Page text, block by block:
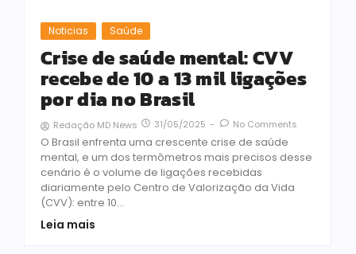
Noticias Saúde
Crise de saúde mental: CVV
recebe de 10 a 13 mil ligações
por dia no Brasil
Redação MD News 31/05/2025 - No Comments
O Brasil enfrenta uma crescente crise de saúde
mental, e um dos termômetros mais precisos desse
cenário é o volume de ligações recebidas
diariamente pelo Centro de Valorização da Vida
(CVV): entre 10...
Leia mais